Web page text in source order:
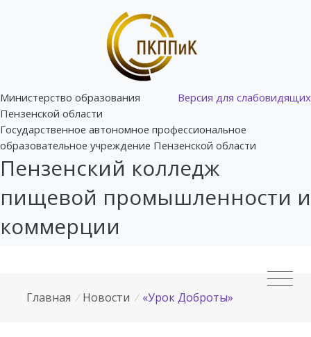
Версия для слабовидящих
Министерство образования
Пензенской области
Государственное автономное профессиональное
образовательное учреждение Пензенской области
Пензенский колледж
пищевой промышленности и
коммерции
Главная / Новости / «Урок Доброты»